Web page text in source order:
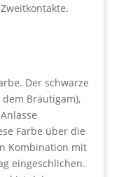
Der schwarze
Bräutigam),
Farbe über die
Kombination mit
eingeschlichen.